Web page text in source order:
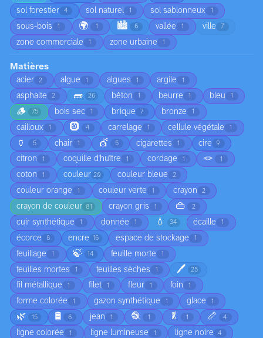
sol forestier 4 sol naturel 1 sol sablonneux 1
sous-bois 1 🌍 1 🏙️ 6 vallée 1 ville 7
zone commerciale 1 zone urbaine 1
Matières
acier 2 algue 1 algues 1 argile 1
asphalte 2 🧱 26 bêton 1 beurre 1 bleu 1
🪵 75 bois sec 1 brique 7 bronze 1
cailloux 1 🛞 4 carrelage 1 cellule végétale 1
🏺 5 chair 1 💇 5 cigarettes 1 cire 9
citron 1 coquille d'huître 1 cordage 1 🪢 1
coton 1 couleur 20 couleur bleue 2
couleur orange 1 couleur verte 1 crayon 2
crayon de couleur 81 crayon gris 1 👜 2
cuir synthétique 1 donnée 1 💧 34 écaille 1
écorce 8 encre 16 espace de stockage 1
feuillage 1 🍃 14 feuille morte 1
feuilles mortes 1 feuilles sèches 1 🖊️ 25
fil métallique 1 filet 1 fleur 1 foin 1
forme colorée 1 gazon synthétique 1 glace 1
🌿 15 🛢️ 6 jean 1 🧶 1 🥬 1 📏 4
ligne colorée 1 ligne lumineuse 1 ligne noire 4